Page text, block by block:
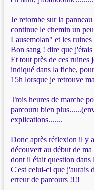
Je retombe sur la
continue le chemin un
Lausemolan" et les ruines
Bon sang ! dire que j'étais
Et tout près de ces ruines
indiqué dans la fiche,
15h lorsque je retrouve
Trois heures de marche
parcouru bien
explications.......
Donc après réflexion il y
découvert au début de
dont il était question dans
C'est celui-ci que j'aurais
erreur de parcours !!!!